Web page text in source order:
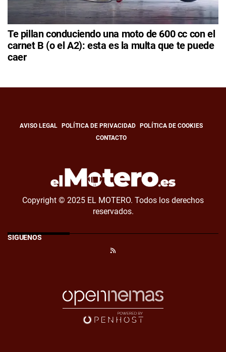
Te pillan conduciendo una moto de 600 cc con el
carnet B (o el A2): esta es la multa que te puede
caer
AVISO LEGAL POLÍTICA DE PRIVACIDAD
POLÍTICA DE COOKIES
CONTACTO
Copyright © 2025 EL MOTERO. Todos los derechos
reservados.
SÍGUENOS